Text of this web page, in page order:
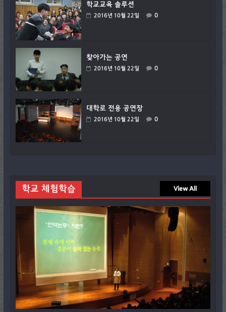
학교교육 솔루션
2016년 10월 22일 0
찾아가는 공연
2016년 10월 22일 0
대학로 전용 공연장
2016년 10월 22일 0
학교 체험학습 View All